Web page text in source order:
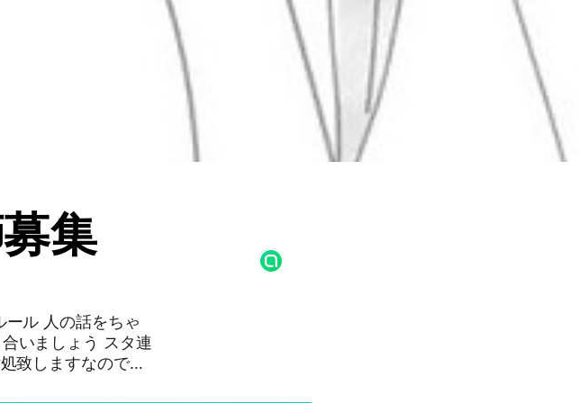
集
ル 人の話をちゃ
いましょう スタ連
致しますなので皆